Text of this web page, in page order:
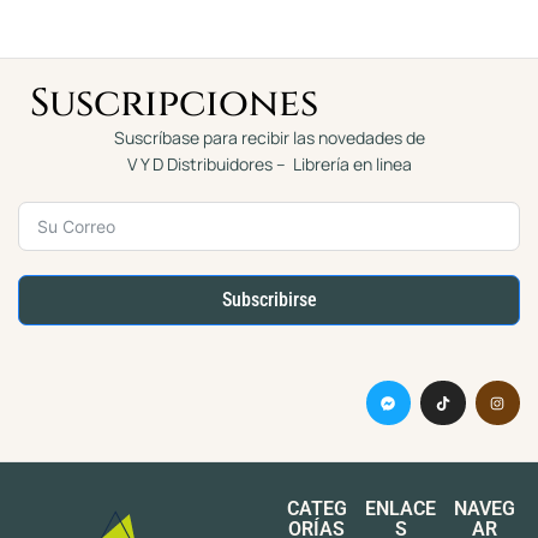
Suscripciones
Suscríbase para recibir las novedades de
V Y D Distribuidores – Librería en linea
Subscribirse
CATEG
ORÍAS
ENLACE
S
NAVEG
AR